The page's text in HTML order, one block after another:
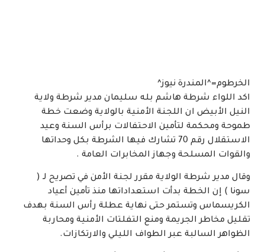
الخرطوم=^المندرة نيوز^
اكد اللواء شرطة هاشم بله سليمان مدير شرطة ولاية
النيل الأبيض ان اللجنة الأمنية بالولاية وضعت خطة
طموحة ومحكمة لتأمين الاحتفالات برأس السنة وعيد
الاستقلال رقم 70 تشارك فيها الشرطة بكل وحداتها
والقوات المسلحة وجهاز المخابرات العامة .
وقال مدير شرطة الولاية مقرر لجنة الأمن في تصريح لـ (
سونا ) إن الخطة بدأت استعداداتها منذ تأمين أعياد
الكريسماس وتستمر حتى نهاية عطلة رأس السنة بهدف
تقليل مخاطر الجريمة ومنع التفلتات الأمنية ومحاربة
الظواهر السالبة عبر الطواف الليلي والارتكازات.